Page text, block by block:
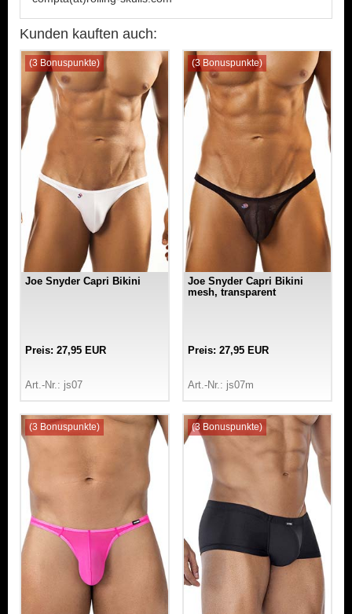
Kunden kauften auch:
(3 Bonuspunkte)
Joe Snyder Capri Bikini
Preis: 27,95 EUR
Art.-Nr.: js07
(3 Bonuspunkte)
Joe Snyder Capri Bikini
mesh, transparent
Preis: 27,95 EUR
Art.-Nr.: js07m
(3 Bonuspunkte) (3 Bonuspunkte)